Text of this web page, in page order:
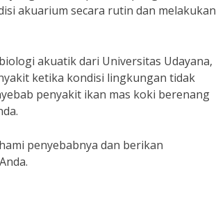
akuarium secara rutin dan melakukan
akuatik dari Universitas Udayana,
ketika kondisi lingkungan tidak
penyakit ikan mas koki berenang
penyebabnya dan berikan